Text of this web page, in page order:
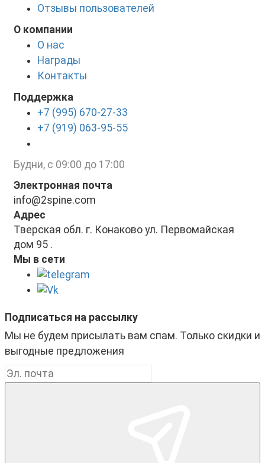
Отзывы пользователей
О компании
О нас
Награды
Контакты
Поддержка
+7 (995) 670-27-33
+7 (919) 063-95-55
Будни, с 09:00 до 17:00
Электронная почта
info@2spine.com
Адрес
Тверская обл. г. Конаково ул. Первомайская
дом 95 .
Мы в сети
Подписаться на рассылку
Мы не будем присылать вам спам. Только скидки и
выгодные предложения